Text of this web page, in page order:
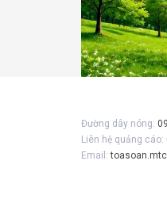
Đường dây nóng:
Liên hệ quảng cáo:
Email: